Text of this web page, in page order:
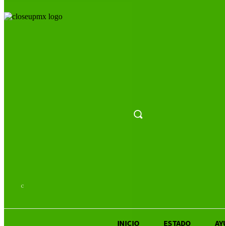
C
INICIO ESTADO